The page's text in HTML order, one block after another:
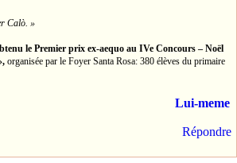
Calò. »
le Premier prix ex-aequo au IVe Concours – Noël
organisée par le Foyer Santa Rosa: 380 élèves du primaire
Lui-meme
Répondre